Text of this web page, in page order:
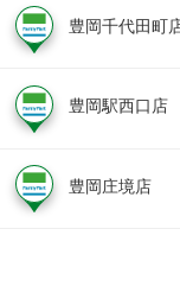
豊岡千代田町
豊岡駅西口店
豊岡庄境店